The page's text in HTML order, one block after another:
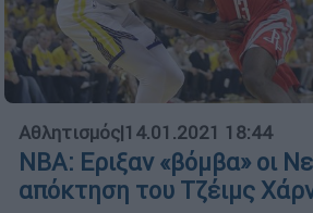
Αθλητισμός|14.01.2021 18:44
NBA: Εριξαν «βόμβα» οι
απόκτηση του Τζέιμς